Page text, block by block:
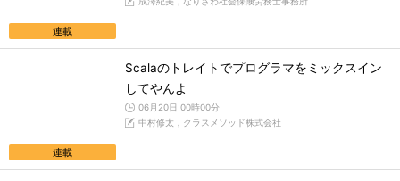
連載
連載
Scalaのトレイトでプログラマをミックスイン
してやんよ
06月20日 00時00分
中村修太，クラスメソッド株式会社